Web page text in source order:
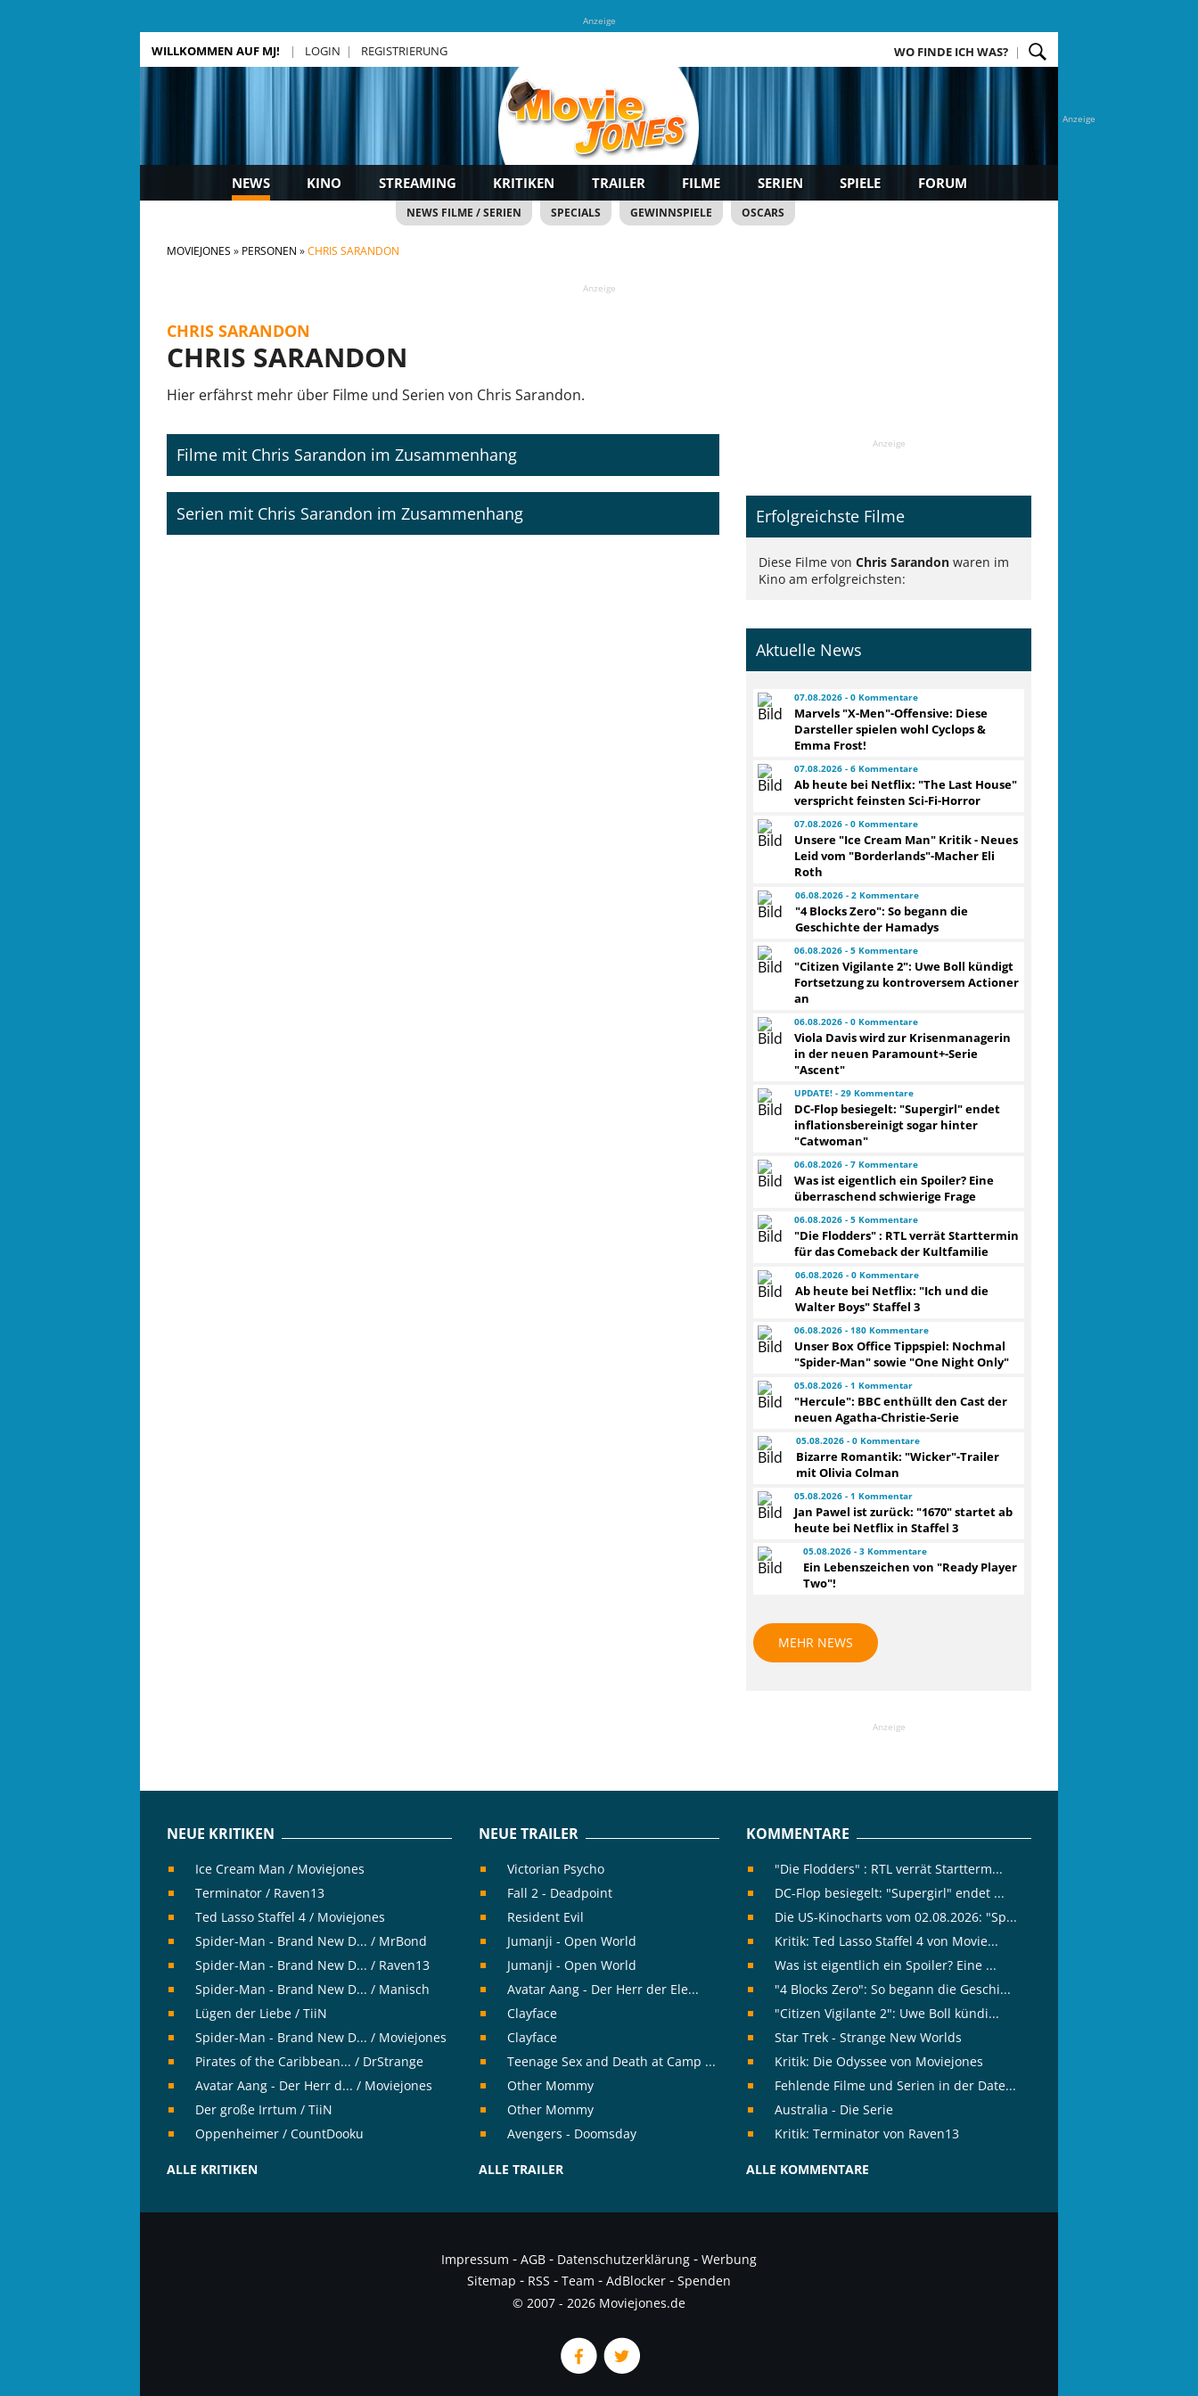
Anzeige
Anzeige
WILLKOMMEN AUF MJ! LOGIN REGISTRIERUNG WO FINDE ICH WAS?
NEWS KINO STREAMING KRITIKEN TRAILER FILME SERIEN SPIELE FORUM
NEWS FILME / SERIEN SPECIALS GEWINNSPIELE OSCARS
MOVIEJONES PERSONEN CHRIS SARANDON
Anzeige
CHRIS SARANDON
CHRIS SARANDON
Hier erfährst mehr über Filme und Serien von Chris Sarandon.
Filme mit Chris Sarandon im Zusammenhang
Serien mit Chris Sarandon im Zusammenhang
Anzeige
Erfolgreichste Filme
Diese Filme von Chris Sarandon waren im
Kino am erfolgreichsten:
Aktuelle News
07.08.2026 - 0 Kommentare
Marvels "X-Men"-Offensive: Diese
Darsteller spielen wohl Cyclops &
Emma Frost!
07.08.2026 - 6 Kommentare
Ab heute bei Netflix: "The Last House"
verspricht feinsten Sci-Fi-Horror
07.08.2026 - 0 Kommentare
Unsere "Ice Cream Man" Kritik - Neues
Leid vom "Borderlands"-Macher Eli
Roth
06.08.2026 - 2 Kommentare
"4 Blocks Zero": So begann die
Geschichte der Hamadys
06.08.2026 - 5 Kommentare
"Citizen Vigilante 2": Uwe Boll kündigt
Fortsetzung zu kontroversem Actioner
an
06.08.2026 - 0 Kommentare
Viola Davis wird zur Krisenmanagerin
in der neuen Paramount+-Serie
"Ascent"
UPDATE! - 29 Kommentare
DC-Flop besiegelt: "Supergirl" endet
inflationsbereinigt sogar hinter
"Catwoman"
06.08.2026 - 7 Kommentare
Was ist eigentlich ein Spoiler? Eine
überraschend schwierige Frage
06.08.2026 - 5 Kommentare
"Die Flodders" : RTL verrät Starttermin
für das Comeback der Kultfamilie
06.08.2026 - 0 Kommentare
Ab heute bei Netflix: "Ich und die
Walter Boys" Staffel 3
06.08.2026 - 180 Kommentare
Unser Box Office Tippspiel: Nochmal
"Spider-Man" sowie "One Night Only"
05.08.2026 - 1 Kommentar
"Hercule": BBC enthüllt den Cast der
neuen Agatha-Christie-Serie
05.08.2026 - 0 Kommentare
Bizarre Romantik: "Wicker"-Trailer
mit Olivia Colman
05.08.2026 - 1 Kommentar
Jan Pawel ist zurück: "1670" startet ab
heute bei Netflix in Staffel 3
05.08.2026 - 3 Kommentare
Ein Lebenszeichen von "Ready Player
Two"!
MEHR NEWS
Anzeige
NEUE KRITIKEN
Ice Cream Man / Moviejones
Terminator / Raven13
Ted Lasso Staffel 4 / Moviejones
Spider-Man - Brand New D... / MrBond
Spider-Man - Brand New D... / Raven13
Spider-Man - Brand New D... / Manisch
Lügen der Liebe / TiiN
Spider-Man - Brand New D... / Moviejones
Pirates of the Caribbean... / DrStrange
Avatar Aang - Der Herr d... / Moviejones
Der große Irrtum / TiiN
Oppenheimer / CountDooku
ALLE KRITIKEN
NEUE TRAILER
Victorian Psycho
Fall 2 - Deadpoint
Resident Evil
Jumanji - Open World
Jumanji - Open World
Avatar Aang - Der Herr der Ele...
Clayface
Clayface
Teenage Sex and Death at Camp ...
Other Mommy
Other Mommy
Avengers - Doomsday
ALLE TRAILER
KOMMENTARE
"Die Flodders" : RTL verrät Startterm...
DC-Flop besiegelt: "Supergirl" endet ...
Die US-Kinocharts vom 02.08.2026: "Sp...
Kritik: Ted Lasso Staffel 4 von Movie...
Was ist eigentlich ein Spoiler? Eine ...
"4 Blocks Zero": So begann die Geschi...
"Citizen Vigilante 2": Uwe Boll kündi...
Star Trek - Strange New Worlds
Kritik: Die Odyssee von Moviejones
Fehlende Filme und Serien in der Date...
Australia - Die Serie
Kritik: Terminator von Raven13
ALLE KOMMENTARE
Impressum - AGB - Datenschutzerklärung - Werbung
Sitemap - RSS - Team - AdBlocker - Spenden
© 2007 - 2026 Moviejones.de